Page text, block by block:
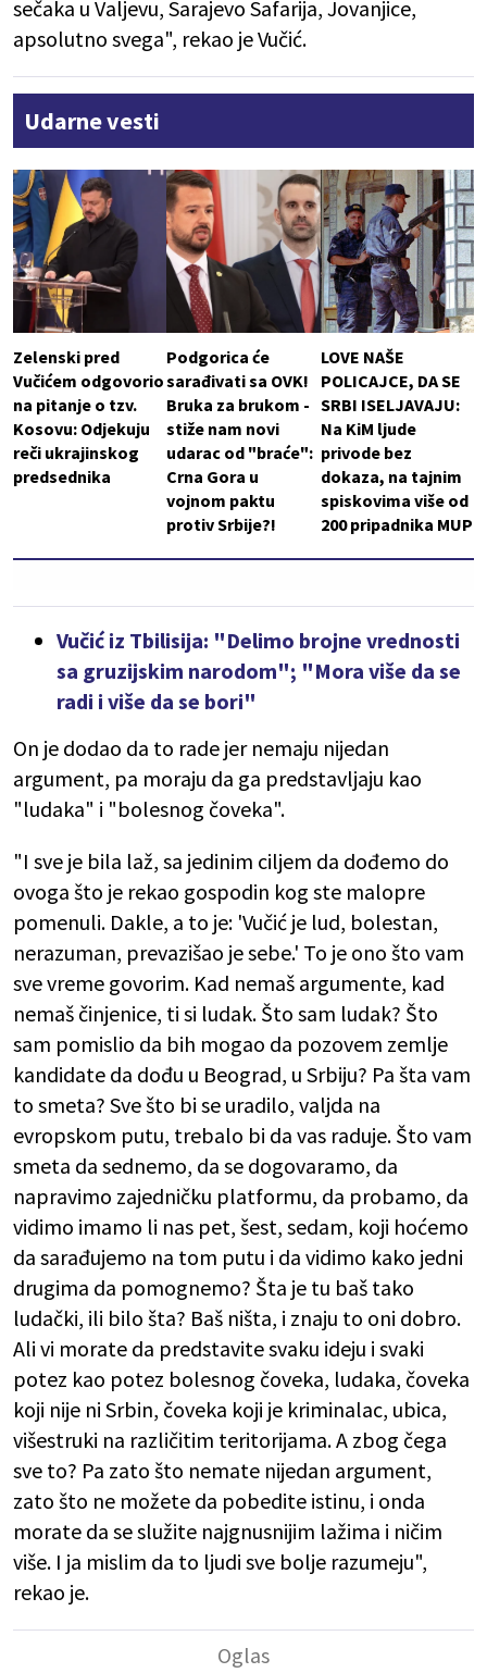
sečaka u Valjevu, Sarajevo Safarija, Jovanjice,
apsolutno svega", rekao je Vučić.
Udarne vesti
Zelenski pred
Vučićem odgovorio
na pitanje o tzv.
Kosovu: Odjekuju
reči ukrajinskog
predsednika
Podgorica će
sarađivati sa OVK!
Bruka za brukom -
stiže nam novi
udarac od "braće":
Crna Gora u
vojnom paktu
protiv Srbije?!
LOVE NAŠE
POLICAJCE, DA SE
SRBI ISELJAVAJU:
Na KiM ljude
privode bez
dokaza, na tajnim
spiskovima više od
200 pripadnika MUP
Vučić iz Tbilisija: "Delimo brojne vrednosti
sa gruzijskim narodom"; "Mora više da se
radi i više da se bori"
On je dodao da to rade jer nemaju nijedan
argument, pa moraju da ga predstavljaju kao
"ludaka" i "bolesnog čoveka".
"I sve je bila laž, sa jedinim ciljem da dođemo do
ovoga što je rekao gospodin kog ste malopre
pomenuli. Dakle, a to je: 'Vučić je lud, bolestan,
nerazuman, prevazišao je sebe.' To je ono što vam
sve vreme govorim. Kad nemaš argumente, kad
nemaš činjenice, ti si ludak. Što sam ludak? Što
sam pomislio da bih mogao da pozovem zemlje
kandidate da dođu u Beograd, u Srbiju? Pa šta vam
to smeta? Sve što bi se uradilo, valjda na
evropskom putu, trebalo bi da vas raduje. Što vam
smeta da sednemo, da se dogovaramo, da
napravimo zajedničku platformu, da probamo, da
vidimo imamo li nas pet, šest, sedam, koji hoćemo
da sarađujemo na tom putu i da vidimo kako jedni
drugima da pomognemo? Šta je tu baš tako
ludački, ili bilo šta? Baš ništa, i znaju to oni dobro.
Ali vi morate da predstavite svaku ideju i svaki
potez kao potez bolesnog čoveka, ludaka, čoveka
koji nije ni Srbin, čoveka koji je kriminalac, ubica,
višestruki na različitim teritorijama. A zbog čega
sve to? Pa zato što nemate nijedan argument,
zato što ne možete da pobedite istinu, i onda
morate da se služite najgnusnijim lažima i ničim
više. I ja mislim da to ljudi sve bolje razumeju",
rekao je.